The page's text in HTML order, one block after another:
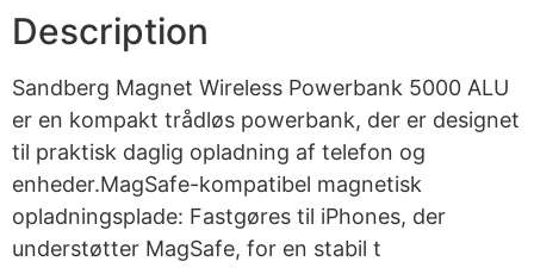
Description
Sandberg Magnet Wireless Powerbank 5000 ALU
er en kompakt trådløs powerbank, der er designet
til praktisk daglig opladning af telefon og
enheder.MagSafe-kompatibel magnetisk
opladningsplade: Fastgøres til iPhones, der
understøtter MagSafe, for en stabil t